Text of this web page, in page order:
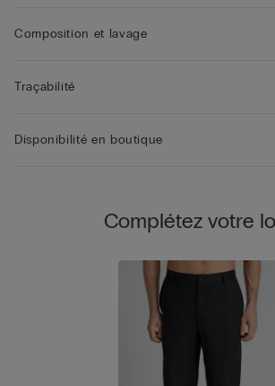
Composition et lavage
Traçabilité
Disponibilité en boutique
Complétez votre